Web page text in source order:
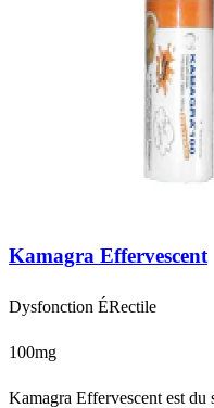
Kamagra Effervescent
Dysfonction ÉRectile
100mg
Kamagra Effervescent est du